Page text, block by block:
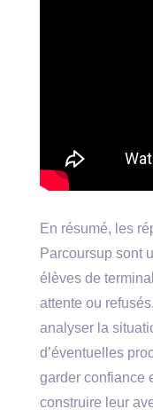
En résumé, les
Parcoursup sont
élèves de
attente ou
analyser la
d’éventuelles
garder confiance
construire leur